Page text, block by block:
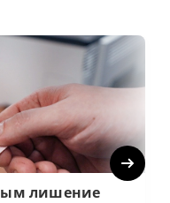
лишение
Next